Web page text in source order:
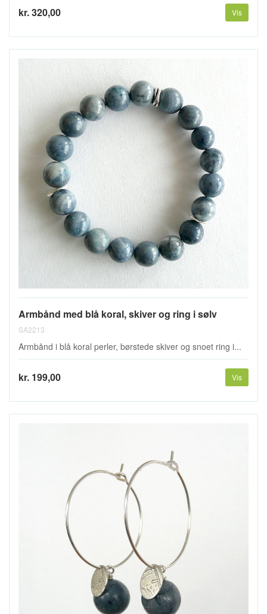
kr. 320,00 Vis
Armbånd med blå koral, skiver og ring i sølv
SA2213
Armbånd i blå koral perler, børstede skiver og snoet ring i...
kr. 199,00 Vis